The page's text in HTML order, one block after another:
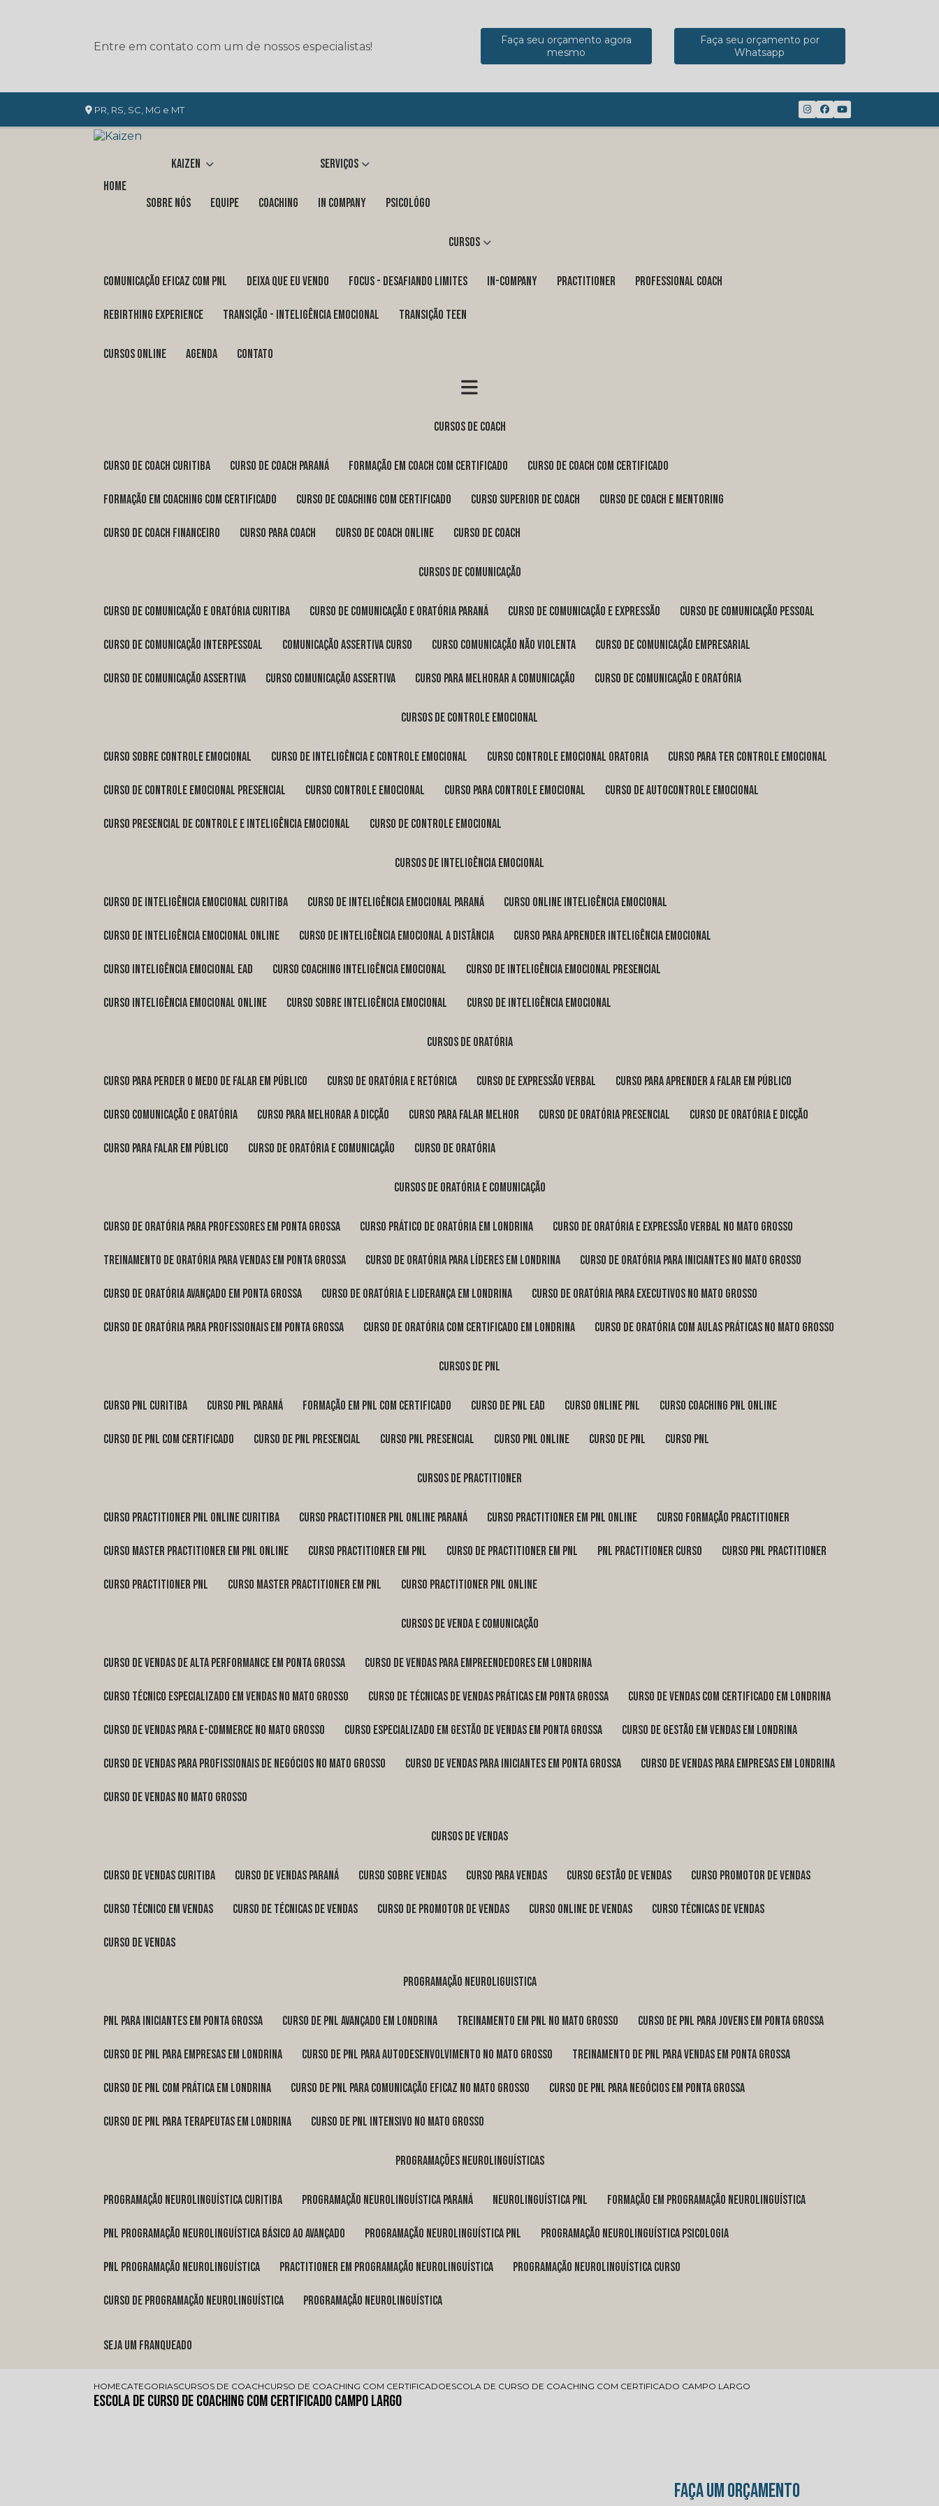
Entre em contato com um de nossos especialistas!
Faça seu orçamento agora
mesmo
Faça seu orçamento por
Whatsapp
PR, RS, SC, MG e MT
Home
Kaizen
Sobre nós Equipe
Serviços
Coaching in company Psicológo
Cursos
COMUNICAÇÃO EFICAZ COM PNL DEIXA QUE EU VENDO FOCUS - DESAFIANDO LIMITES In-Company PRACTITIONER PROFESSIONAL COACH
REBIRTHING EXPERIENCE TRANSIÇÃO - INTELIGÊNCIA EMOCIONAL TRANSIÇÃO TEEN
Cursos Online Agenda Contato
cursos de coach
curso de coach Curitiba curso de coach Paraná formação em coach com certificado curso de coach com certificado
formação em coaching com certificado curso de coaching com certificado curso superior de coach curso de coach e mentoring
curso de coach financeiro curso para coach curso de coach online curso de coach
cursos de comunicação
curso de comunicação e oratória Curitiba curso de comunicação e oratória Paraná curso de comunicação e expressão curso de comunicação pessoal
curso de comunicação interpessoal comunicação assertiva curso curso comunicação não violenta curso de comunicação empresarial
curso de comunicação assertiva curso comunicação assertiva curso para melhorar a comunicação curso de comunicação e oratória
cursos de controle emocional
curso sobre controle emocional curso de inteligência e controle emocional curso controle emocional oratoria curso para ter controle emocional
curso de controle emocional presencial curso controle emocional curso para controle emocional curso de autocontrole emocional
curso presencial de controle e inteligência emocional curso de controle emocional
cursos de inteligência emocional
curso de inteligência emocional Curitiba curso de inteligência emocional Paraná curso online inteligência emocional
curso de inteligência emocional online curso de inteligência emocional a distância curso para aprender inteligência emocional
curso inteligência emocional ead curso coaching inteligência emocional curso de inteligência emocional presencial
curso inteligência emocional online curso sobre inteligência emocional curso de inteligência emocional
cursos de oratória
curso para perder o medo de falar em público curso de oratória e retórica curso de expressão verbal curso para aprender a falar em público
curso comunicação e oratória curso para melhorar a dicção curso para falar melhor curso de oratória presencial curso de oratória e dicção
curso para falar em público curso de oratória e comunicação curso de oratória
cursos de oratória e comunicação
curso de oratória para professores em Ponta Grossa curso prático de oratória em Londrina curso de oratória e expressão verbal no Mato Grosso
treinamento de oratória para vendas em Ponta Grossa curso de oratória para líderes em Londrina curso de oratória para iniciantes no Mato Grosso
curso de oratória avançado em Ponta Grossa curso de oratória e liderança em Londrina curso de oratória para executivos no Mato Grosso
curso de oratória para profissionais em Ponta Grossa curso de oratória com certificado em Londrina curso de oratória com aulas práticas no Mato Grosso
cursos de pnl
curso pnl Curitiba curso pnl Paraná formação em pnl com certificado curso de pnl ead curso online pnl curso coaching pnl online
curso de pnl com certificado curso de pnl presencial curso pnl presencial curso pnl online curso de pnl curso pnl
cursos de practitioner
curso practitioner pnl online Curitiba curso practitioner pnl online Paraná curso practitioner em pnl online curso formação practitioner
curso master practitioner em pnl online curso practitioner em pnl curso de practitioner em pnl pnl practitioner curso curso pnl practitioner
curso practitioner pnl curso master practitioner em pnl curso practitioner pnl online
cursos de venda e comunicação
curso de vendas de alta performance em Ponta Grossa curso de vendas para empreendedores em Londrina
curso técnico especializado em vendas no Mato Grosso curso de técnicas de vendas práticas em Ponta Grossa curso de vendas com certificado em Londrina
curso de vendas para e-commerce no Mato Grosso curso especializado em gestão de vendas em Ponta Grossa curso de gestão em vendas em Londrina
curso de vendas para profissionais de negócios no Mato Grosso curso de vendas para iniciantes em Ponta Grossa curso de vendas para empresas em Londrina
curso de vendas no Mato Grosso
cursos de vendas
curso de vendas Curitiba curso de vendas Paraná curso sobre vendas curso para vendas curso gestão de vendas curso promotor de vendas
curso técnico em vendas curso de técnicas de vendas curso de promotor de vendas curso online de vendas curso técnicas de vendas
curso de vendas
programação neuroliguistica
pnl para iniciantes em Ponta Grossa curso de pnl avançado em Londrina treinamento em pnl no Mato Grosso curso de pnl para jovens em Ponta Grossa
curso de pnl para empresas em Londrina curso de pnl para autodesenvolvimento no Mato Grosso treinamento de pnl para vendas em Ponta Grossa
curso de pnl com prática em Londrina curso de pnl para comunicação eficaz no Mato Grosso curso de pnl para negócios em Ponta Grossa
curso de pnl para terapeutas em Londrina curso de pnl intensivo no Mato Grosso
programações neurolinguísticas
programação neurolinguística Curitiba programação neurolinguística Paraná neurolinguística pnl formação em programação neurolinguística
pnl programação neurolinguística básico ao avançado programação neurolinguística pnl programação neurolinguística psicologia
pnl programação neurolinguística practitioner em programação neurolinguística programação neurolinguística curso
curso de programação neurolinguística programação neurolinguística
Seja um franqueado
HOMECATEGORIASCURSOS DE COACHCURSO DE COACHING COM CERTIFICADOESCOLA DE CURSO DE COACHING COM CERTIFICADO CAMPO LARGO
Escola de Curso de Coaching com Certificado Campo Largo
FAÇA UM ORÇAMENTO